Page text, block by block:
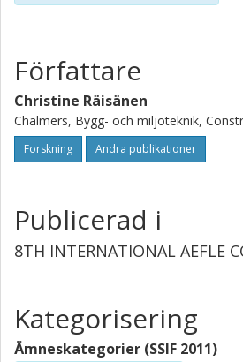
Författare
Christine Räisänen
Chalmers, Bygg- och miljöteknik,
Forskning Andra publikationer
Publicerad i
8TH INTERNATIONAL AEFLE
Kategorisering
Ämneskategorier (SSIF 2011)